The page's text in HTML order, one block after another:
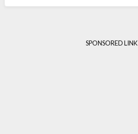
SPONSORED LINK